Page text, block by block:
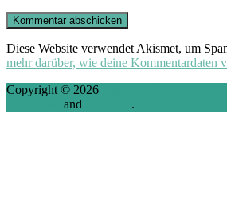
Diese Website verwendet Akismet, um
mehr darüber, wie deine Kommentardaten
Copyright © 2026
and .